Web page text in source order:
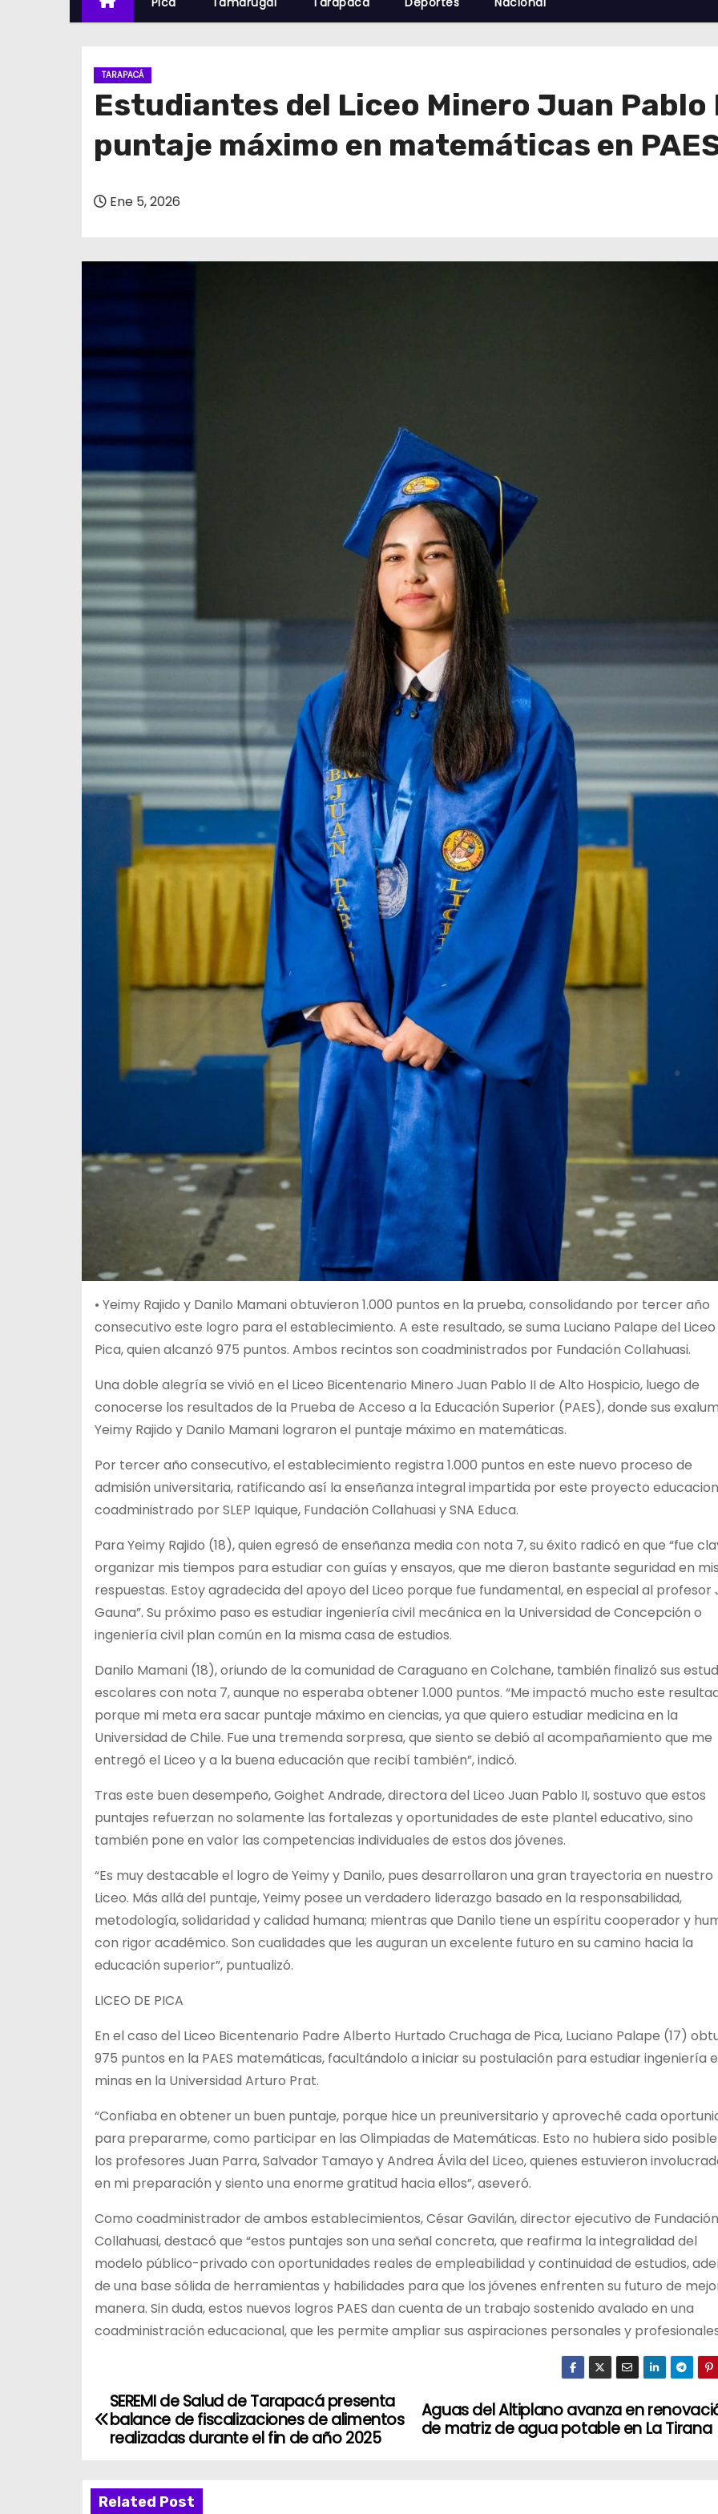
TARAPACÁ
Estudiantes del Liceo Minero Juan Pablo
puntaje máximo en matemáticas en
Ene 5, 2026
• Yeimy Rajido y Danilo Mamani obtuvieron 1.000 puntos en la prueba, consolidando por tercer año
consecutivo este logro para el establecimiento. A este resultado, se suma Luciano Palape del Liceo
Pica, quien alcanzó 975 puntos. Ambos recintos son coadministrados por Fundación Collahuasi.
Una doble alegría se vivió en el Liceo Bicentenario Minero Juan Pablo II de Alto Hospicio, luego de
conocerse los resultados de la Prueba de Acceso a la Educación Superior (PAES), donde sus
Yeimy Rajido y Danilo Mamani lograron el puntaje máximo en matemáticas.
Por tercer año consecutivo, el establecimiento registra 1.000 puntos en este nuevo proceso de
admisión universitaria, ratificando así la enseñanza integral impartida por este proyecto
coadministrado por SLEP Iquique, Fundación Collahuasi y SNA Educa.
Para Yeimy Rajido (18), quien egresó de enseñanza media con nota 7, su éxito radicó en que “fue
organizar mis tiempos para estudiar con guías y ensayos, que me dieron bastante seguridad en mis
respuestas. Estoy agradecida del apoyo del Liceo porque fue fundamental, en especial al profesor
Gauna”. Su próximo paso es estudiar ingeniería civil mecánica en la Universidad de Concepción o
ingeniería civil plan común en la misma casa de estudios.
Danilo Mamani (18), oriundo de la comunidad de Caraguano en Colchane, también finalizó sus
escolares con nota 7, aunque no esperaba obtener 1.000 puntos. “Me impactó mucho este
porque mi meta era sacar puntaje máximo en ciencias, ya que quiero estudiar medicina en la
Universidad de Chile. Fue una tremenda sorpresa, que siento se debió al acompañamiento que me
entregó el Liceo y a la buena educación que recibí también”, indicó.
Tras este buen desempeño, Goighet Andrade, directora del Liceo Juan Pablo II, sostuvo que estos
puntajes refuerzan no solamente las fortalezas y oportunidades de este plantel educativo, sino
también pone en valor las competencias individuales de estos dos jóvenes.
“Es muy destacable el logro de Yeimy y Danilo, pues desarrollaron una gran trayectoria en nuestro
Liceo. Más allá del puntaje, Yeimy posee un verdadero liderazgo basado en la responsabilidad,
metodología, solidaridad y calidad humana; mientras que Danilo tiene un espíritu cooperador y
con rigor académico. Son cualidades que les auguran un excelente futuro en su camino hacia la
educación superior”, puntualizó.
LICEO DE PICA
En el caso del Liceo Bicentenario Padre Alberto Hurtado Cruchaga de Pica, Luciano Palape (17)
975 puntos en la PAES matemáticas, facultándolo a iniciar su postulación para estudiar ingeniería
minas en la Universidad Arturo Prat.
“Confiaba en obtener un buen puntaje, porque hice un preuniversitario y aproveché cada
para prepararme, como participar en las Olimpiadas de Matemáticas. Esto no hubiera sido posible
los profesores Juan Parra, Salvador Tamayo y Andrea Ávila del Liceo, quienes estuvieron
en mi preparación y siento una enorme gratitud hacia ellos”, aseveró.
Como coadministrador de ambos establecimientos, César Gavilán, director ejecutivo de Fundación
Collahuasi, destacó que “estos puntajes son una señal concreta, que reafirma la integralidad del
modelo público-privado con oportunidades reales de empleabilidad y continuidad de estudios,
de una base sólida de herramientas y habilidades para que los jóvenes enfrenten su futuro de
manera. Sin duda, estos nuevos logros PAES dan cuenta de un trabajo sostenido avalado en una
coadministración educacional, que les permite ampliar sus aspiraciones personales y
N
Aguas del Altiplano avanza en
de matriz de agua potable en La Tirana
SEREMI de Salud de Tarapacá presenta
balance de fiscalizaciones de alimentos
realizadas durante el fin de año 2025
Related Post